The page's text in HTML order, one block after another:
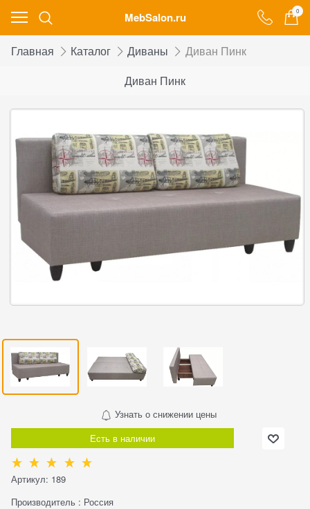
MebSalon.ru 0
Главная Каталог Диваны
Диван Пинк
Диван Пинк
Узнать о снижении цены
Есть в наличии
Артикул: 189
Производитель : Россия